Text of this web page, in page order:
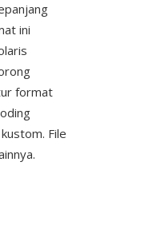
ini
format
File